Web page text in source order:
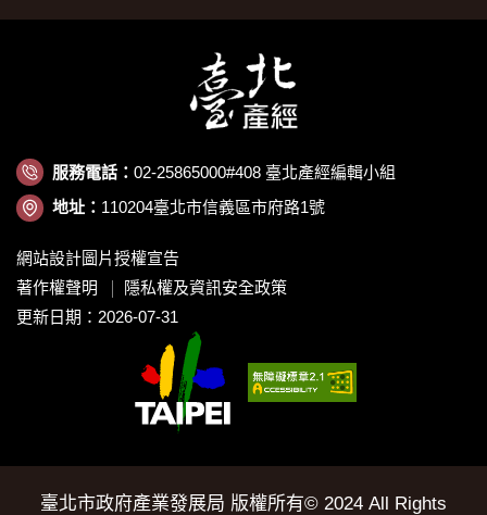
服務電話： 02-25865000#408 臺北產經編輯小組
地址： 110204臺北市信義區市府路1號
網站設計圖片授權宣告
著作權聲明
隱私權及資訊安全政策
更新日期：2026-07-31
臺北市政府產業發展局 版權所有© 2024 All Rights